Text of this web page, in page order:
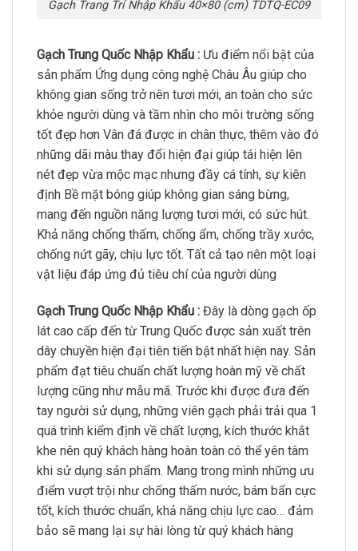
Gạch Trang Trí Nhập Khẩu 40×80 (cm) TDTQ-EC09
Gạch Trung Quốc Nhập Khẩu : Ưu điểm nổi bật của
sản phẩm Ứng dụng công nghệ Châu Âu giúp cho
không gian sống trở nên tươi mới, an toàn cho sức
khỏe người dùng và tầm nhìn cho môi trường sống
tốt đẹp hơn Vân đá được in chân thực, thêm vào đó
những dãi màu thay đổi hiện đại giúp tái hiện lên
nét đẹp vừa mộc mạc nhưng đầy cá tính, sự kiên
định Bề mặt bóng giúp không gian sáng bừng,
mang đến nguồn năng lượng tươi mới, có sức hút.
Khả năng chống thấm, chống ẩm, chống trầy xước,
chống nứt gãy, chịu lực tốt. Tất cả tạo nên một loại
vật liệu đáp ứng đủ tiêu chí của người dùng
Gạch Trung Quốc Nhập Khẩu : Đây là dòng gạch ốp
lát cao cấp đến từ Trung Quốc được sản xuất trên
dây chuyền hiện đại tiên tiến bật nhất hiện nay. Sản
phẩm đạt tiêu chuẩn chất lượng hoàn mỹ về chất
lượng cũng như mẫu mã. Trước khi được đưa đến
tay người sử dụng, những viên gạch phải trải qua 1
quá trình kiểm định về chất lượng, kích thước khắt
khe nên quý khách hàng hoàn toàn có thể yên tâm
khi sử dụng sản phẩm. Mang trong mình những ưu
điểm vượt trội như chống thấm nước, bám bẩn cực
tốt, kích thước chuẩn, khả năng chịu lực cao… đảm
bảo sẽ mang lại sự hài lòng từ quý khách hàng